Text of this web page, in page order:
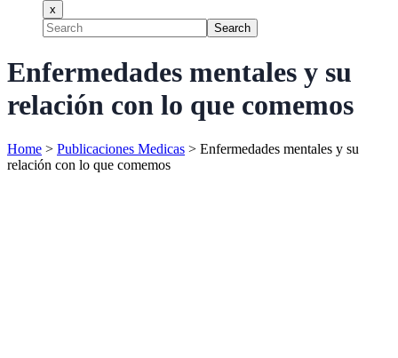
x
Search
Enfermedades mentales y su
relación con lo que comemos
Home > Publicaciones Medicas > Enfermedades mentales y su
relación con lo que comemos